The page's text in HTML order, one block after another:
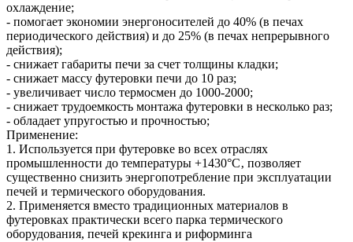
охлаждение;
- помогает экономии энергоносителей до 40% (в печах
периодического действия) и до 25% (в печах непрерывного
действия);
- снижает габариты печи за счет толщины кладки;
- снижает массу футеровки печи до 10 раз;
- увеличивает число термосмен до 1000-2000;
- снижает трудоемкость монтажа футеровки в несколько раз;
- обладает упругостью и прочностью;
Применение:
1. Используется при футеровке во всех отраслях
промышленности до температуры +1430°С‚ позволяет
существенно снизить энергопотребление при эксплуатации
печей и термического оборудования.
2. Применяется вместо традиционных материалов в
футеровках практически всего парка термического
оборудования, печей крекинга и риформинга